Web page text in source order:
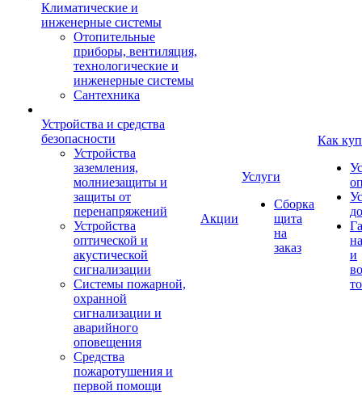
Климатические и
инженерные системы
Отопительные
приборы, вентиляция,
технологические и
инженерные системы
Сантехника
Устройства и средства
безопасности
Устройства
заземления,
молниезащиты и
защиты от
перенапряжений
Устройства
оптической и
акустической
сигнализации
Системы пожарной,
охранной
сигнализации и
аварийного
оповещения
Средства
пожаротушения и
первой помощи
Акции
Услуги
Сборка
щита
на
заказ
Как
и